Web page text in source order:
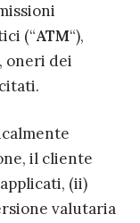
(“ATM“),
oneri dei
il cliente
(ii)
valutaria